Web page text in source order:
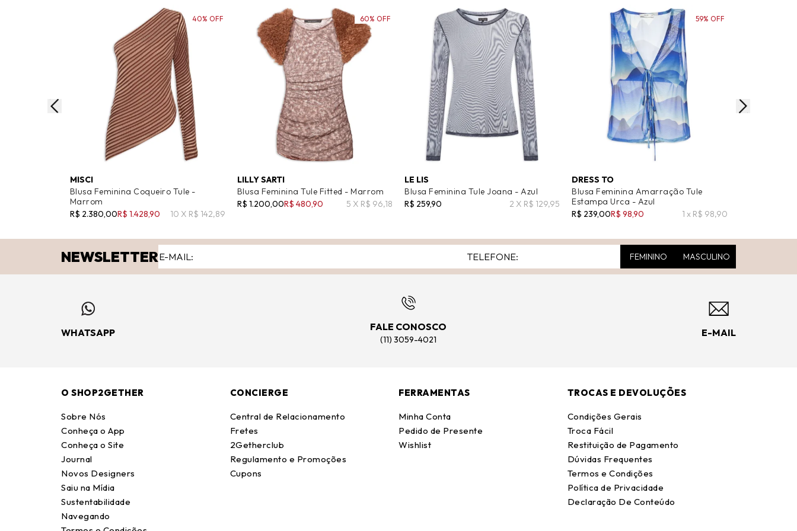
MISCI
Blusa Feminina Coqueiro Tule -
Marrom
R$ 2.380,00R$ 1.428,90 10 X R$ 142,89
40% OFF
LILLY SARTI
Blusa Feminina Tule Fitted - Marrom
R$ 1.200,00R$ 480,90 5 X R$ 96,18
60% OFF
LE LIS
Blusa Feminina Tule Joana - Azul
R$ 259,90
2 X R$ 129,95
DRESS TO
Blusa Feminina Amarração Tule
Estampa Urca - Azul
R$ 239,00R$ 98,90 1 x R$ 98,90
59% OFF
NEWSLETTER FEMININO MASCULINO
WHATSAPP
FALE CONOSCO
(11) 3059-4021
E-MAIL
O SHOP2GETHER
Sobre Nós
Conheça o App
Conheça o Site
Journal
Novos Designers
Saiu na Mídia
Sustentabilidade
Navegando
CONCIERGE
Central de Relacionamento
Fretes
2Getherclub
Regulamento e Promoções
Cupons
FERRAMENTAS
Minha Conta
Pedido de Presente
Wishlist
TROCAS E DEVOLUÇÕES
Condições Gerais
Troca Fácil
Restituição de Pagamento
Dúvidas Frequentes
Termos e Condições
Política de Privacidade
Declaração De Conteúdo